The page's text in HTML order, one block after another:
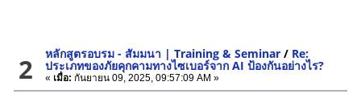
2 หลักสูตรอบรม - สัมมนา | Training & Seminar / Re:
ประเภทของภัยคุกคามทางไซเบอร์จาก AI ป้องกันอย่างไร?
« เมื่อ: กันยายน 09, 2025, 09:57:09 AM »